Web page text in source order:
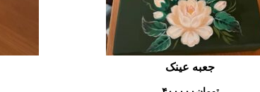
جعبه عینک